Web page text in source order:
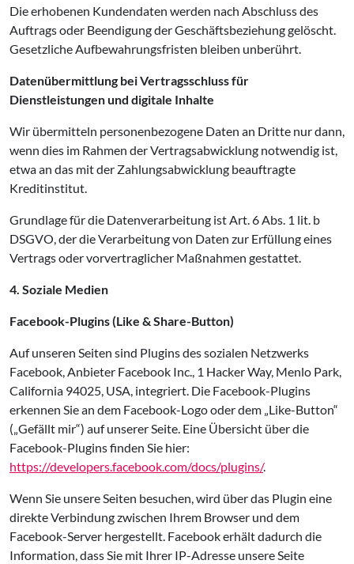
Die erhobenen Kundendaten werden nach Abschluss des
Auftrags oder Beendigung der Geschäftsbeziehung gelöscht.
Gesetzliche Aufbewahrungsfristen bleiben unberührt.
Datenübermittlung bei Vertragsschluss für
Dienstleistungen und digitale Inhalte
Wir übermitteln personenbezogene Daten an Dritte nur dann,
wenn dies im Rahmen der Vertragsabwicklung notwendig ist,
etwa an das mit der Zahlungsabwicklung beauftragte
Kreditinstitut.
Grundlage für die Datenverarbeitung ist Art. 6 Abs. 1 lit. b
DSGVO, der die Verarbeitung von Daten zur Erfüllung eines
Vertrags oder vorvertraglicher Maßnahmen gestattet.
4. Soziale Medien
Facebook-Plugins (Like & Share-Button)
Auf unseren Seiten sind Plugins des sozialen Netzwerks
Facebook, Anbieter Facebook Inc., 1 Hacker Way, Menlo Park,
California 94025, USA, integriert. Die Facebook-Plugins
erkennen Sie an dem Facebook-Logo oder dem „Like-Button“
(„Gefällt mir“) auf unserer Seite. Eine Übersicht über die
Facebook-Plugins finden Sie hier:
https://developers.facebook.com/docs/plugins/.
Wenn Sie unsere Seiten besuchen, wird über das Plugin eine
direkte Verbindung zwischen Ihrem Browser und dem
Facebook-Server hergestellt. Facebook erhält dadurch die
Information, dass Sie mit Ihrer IP-Adresse unsere Seite